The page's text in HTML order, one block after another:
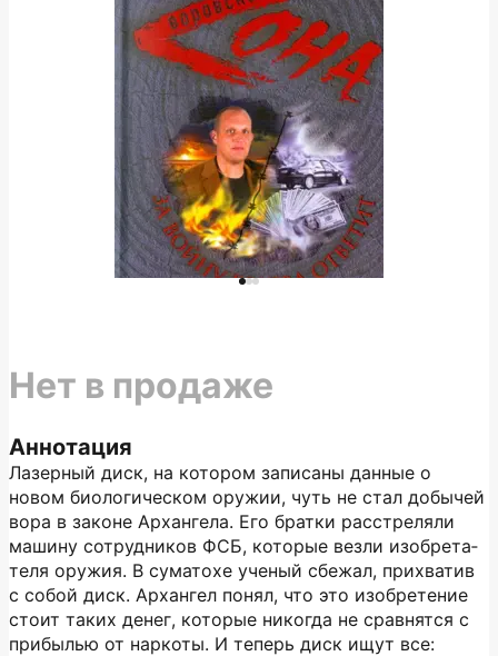
Аннотация
Лазерный диск, на котором записаны данные о
новом биологическом оружии, чуть не стал добычей
вора в законе Архангела. Его братки расстреляли
машину сотрудников ФСБ, которые везли изобрета­
теля оружия. В суматохе ученый сбежал, прихватив
с собой диск. Архангел понял, что это изобретение
стоит таких денег, которые никогда не сравнятся с
прибылью от наркоты. И теперь диск ищут все:
Нет в продаже